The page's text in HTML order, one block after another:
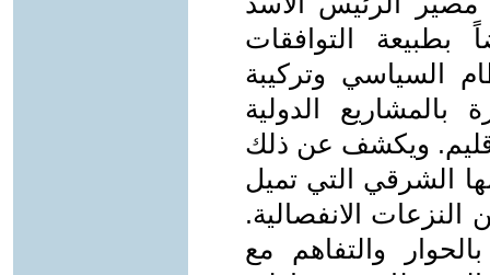
بطبيعة التوافقات
السياسي وتركيبة
بالمشاريع الدولية
ويكشف عن ذلك
الشرقي التي تميل
الانفصالية.
والتفاهم مع